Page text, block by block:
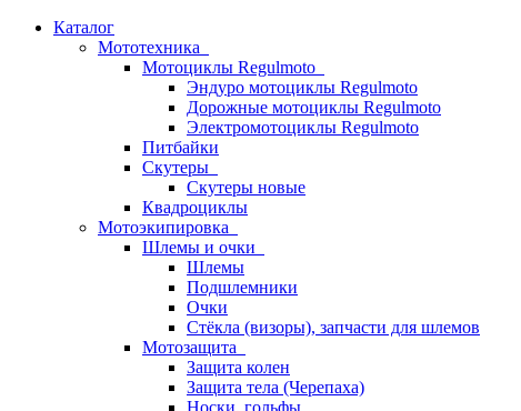
Каталог
Мототехника
Мотоциклы Regulmoto
Эндуро мотоциклы Regulmoto
Дорожные мотоциклы Regulmoto
Электромотоциклы Regulmoto
Питбайки
Скутеры
Скутеры новые
Квадроциклы
Мотоэкипировка
Шлемы и очки
Шлемы
Подшлемники
Очки
Стёкла (визоры), запчасти для шлемов
Мотозащита
Защита колен
Защита тела (Черепаха)
Носки, гольфы